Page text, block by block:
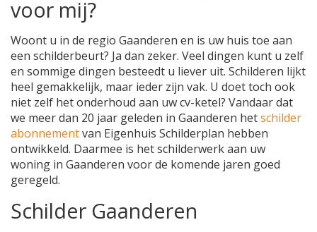
voor mij?
Woont u in de regio Gaanderen en is uw huis toe aan
een schilderbeurt? Ja dan zeker. Veel dingen kunt u zelf
en sommige dingen besteedt u liever uit. Schilderen lijkt
heel gemakkelijk, maar ieder zijn vak. U doet toch ook
niet zelf het onderhoud aan uw cv-ketel? Vandaar dat
we meer dan 20 jaar geleden in Gaanderen hetschilder
abonnementvan Eigenhuis Schilderplan hebben
ontwikkeld. Daarmee is het schilderwerk aan uw
woning in Gaanderen voor de komende jaren goed
geregeld.
Schilder Gaanderen